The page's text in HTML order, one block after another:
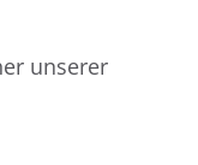
unserer